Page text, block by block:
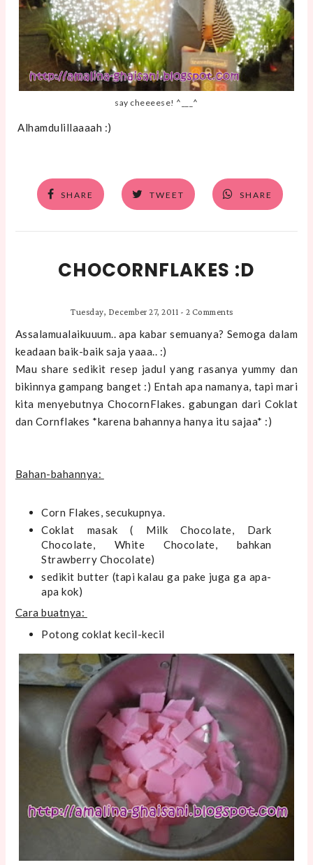
say cheeeese! ^___^
Alhamdulillaaaah :)
SHARE TWEET SHARE
CHOCORNFLAKES :D
Tuesday, December 27, 2011 - 2 Comments
Assalamualaikuuum.. apa kabar semuanya? Semoga dalam
keadaan baik-baik saja yaaa.. :)
Mau share sedikit resep jadul yang rasanya yummy dan
bikinnya gampang banget :) Entah apa namanya, tapi mari
kita menyebutnya ChocornFlakes. gabungan dari Coklat
dan Cornflakes *karena bahannya hanya itu sajaa* :)
Bahan-bahannya:
Corn Flakes, secukupnya.
Coklat masak ( Milk Chocolate, Dark
Chocolate, White Chocolate, bahkan
Strawberry Chocolate)
sedikit butter (tapi kalau ga pake juga ga apa-
apa kok)
Cara buatnya:
Potong coklat kecil-kecil